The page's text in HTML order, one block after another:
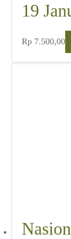
19
Rp 7.500,00